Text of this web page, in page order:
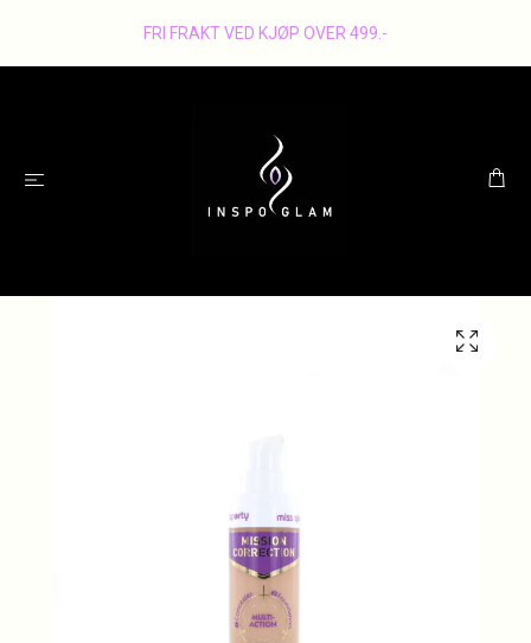
FRI FRAKT VED KJØP OVER 499.-